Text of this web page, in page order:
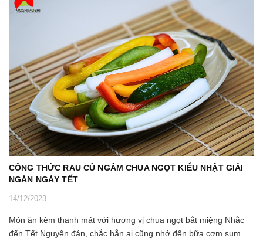
CÔNG THỨC RAU CỦ NGÂM CHUA NGỌT KIỂU NHẬT GIẢI
NGÁN NGÀY TẾT
14/12/2023
Món ăn kèm thanh mát với hương vị chua ngọt bắt miệng Nhắc
đến Tết Nguyên đán, chắc hẳn ai cũng nhớ đến bữa cơm sum